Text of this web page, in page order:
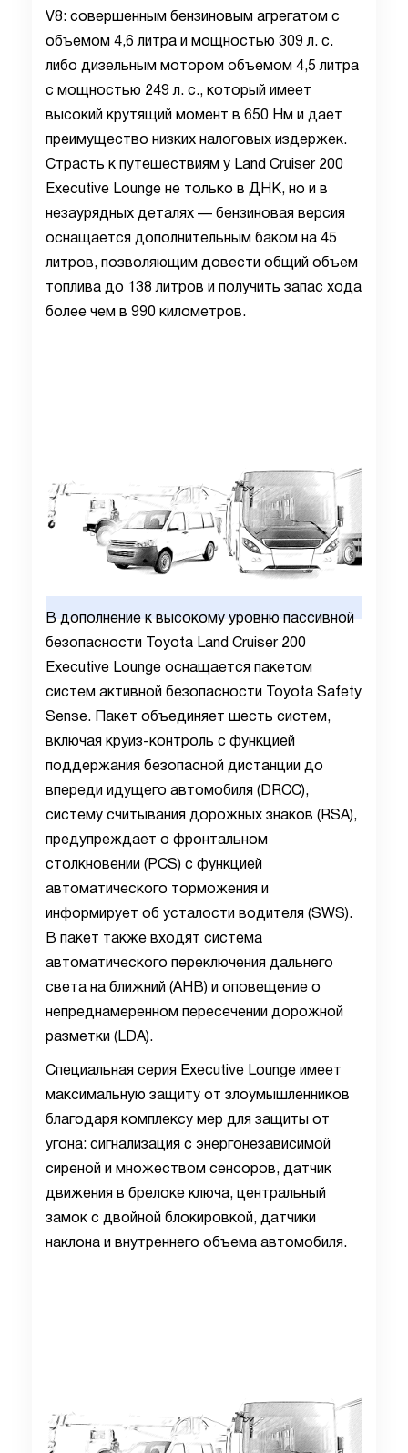
V8: совершенным бензиновым агрегатом с
объемом 4,6 литра и мощностью 309 л. с.
либо дизельным мотором объемом 4,5 литра
с мощностью 249 л. с., который имеет
высокий крутящий момент в 650 Нм и дает
преимущество низких налоговых издержек.
Страсть к путешествиям у Land Cruiser 200
Executive Lounge не только в ДНК, но и в
незаурядных деталях — бензиновая версия
оснащается дополнительным баком на 45
литров, позволяющим довести общий объем
топлива до 138 литров и получить запас хода
более чем в 990 километров.
В дополнение к высокому уровню пассивной
безопасности
Toyota Land Cruiser 200
Executive Lounge оснащается пакетом
систем активной безопасности
Toyota Safety
Sense. Пакет объединяет шесть систем,
включая круиз-контроль с функцией
поддержания безопасной дистанции до
впереди идущего автомобиля ( DRCC),
систему считывания дорожных знаков ( RSA),
предупреждает о фронтальном
столкновении ( PCS) с функцией
автоматического торможения и
информирует об усталости водителя (SWS).
В пакет также входят система
автоматического переключения дальнего
света на ближний (AHB) и оповещение о
непреднамеренном пересечении дорожной
разметки ( LDA).
Специальная серия Executive Lounge имеет
максимальную защиту от злоумышленников
благодаря комплексу мер для защиты от
угона: сигнализация с энергонезависимой
сиреной и множеством сенсоров, датчик
движения в брелоке ключа, центральный
замок с двойной блокировкой, датчики
наклона и внутреннего объема автомобиля.